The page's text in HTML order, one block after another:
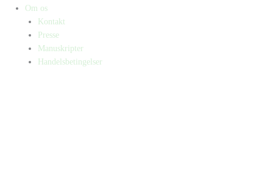
Om os
Kontakt
Presse
Manuskripter
Handelsbetingelser